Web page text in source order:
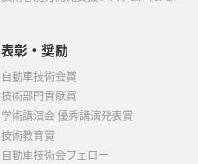
表彰・奨励
自動車技術会賞
技術部門貢献賞
学術講演会 優秀講演発表賞
技術教育賞
自動車技術会フェロー